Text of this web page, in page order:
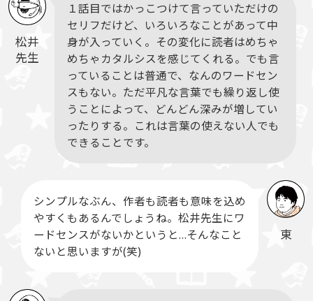
松井
先生
１話目ではかっこつけて言っていただけの
セリフだけど、いろいろなことがあって中
身が入っていく。その変化に読者はめちゃ
めちゃカタルシスを感じてくれる。でも言
っていることは普通で、なんのワードセン
スもない。ただ平凡な言葉でも繰り返し使
うことによって、どんどん深みが増してい
ったりする。これは言葉の使えない人でも
できることです。
東
シンプルなぶん、作者も読者も意味を込め
やすくもあるんでしょうね。松井先生にワ
ードセンスがないかというと…そんなこと
ないと思いますが(笑)